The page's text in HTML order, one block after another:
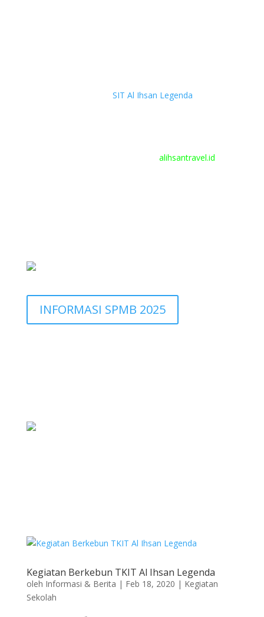
SIT Al Ihsan Legenda
alihsantravel.id
INFORMASI SPMB 2025
Kegiatan Berkebun TKIT Al Ihsan Legenda
oleh Informasi & Berita | Feb 18, 2020 | Kegiatan
Sekolah